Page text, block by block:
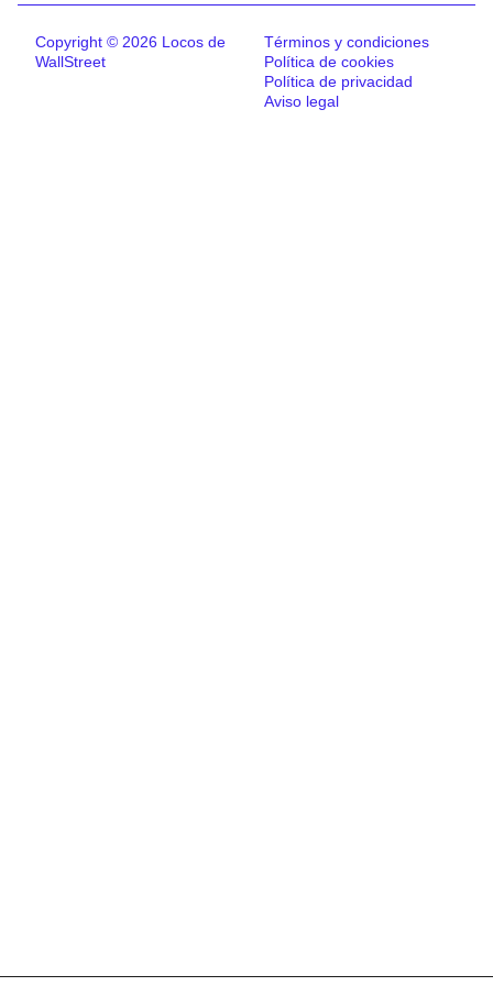
Copyright © 2026 Locos de
WallStreet
Términos y condiciones
Política de cookies
Política de privacidad
Aviso legal